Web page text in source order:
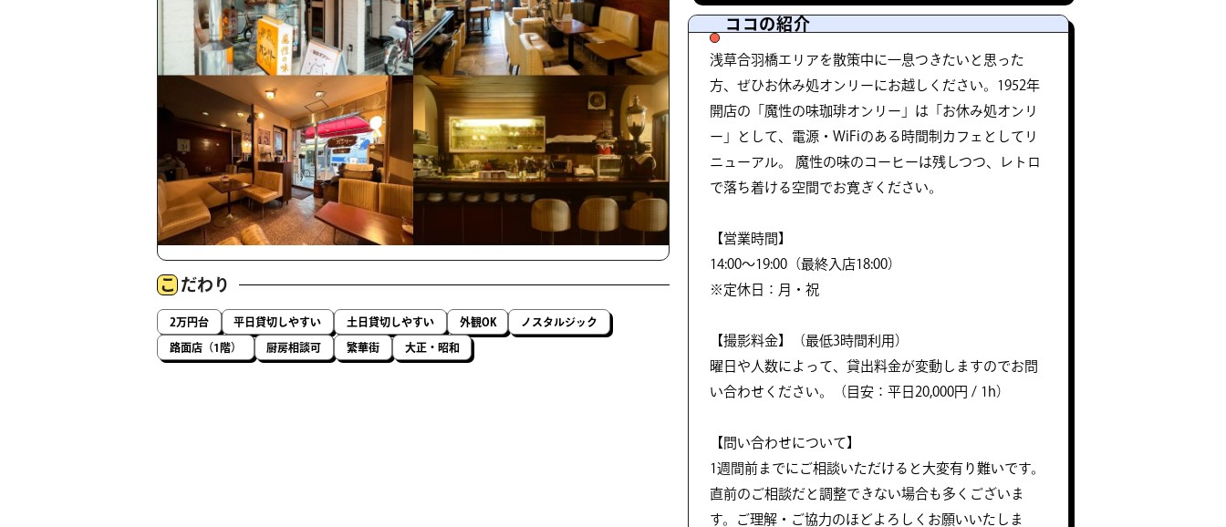
こ だわり
2万円台 平日貸切しやすい 土日貸切しやすい 外観OK ノスタルジック
路面店（1階） 厨房相談可 繁華街 大正・昭和
ココの紹介
浅草合羽橋エリアを散策中に一息つきたいと思った
方、ぜひお休み処オンリーにお越しください。​1952年
開店の「魔性の味珈琲オンリー」は「お休み処オンリ
ー」として、電源・WiFiのある時間制カフェとしてリ
ニューアル。 魔性の味のコーヒーは残しつつ、レトロ
で落ち着ける空間でお寛ぎください。
【営業時間】
14:00〜19:00（最終入店18:00）
※定休日：月・祝
【撮影料金】（最低3時間利用）
曜日や人数によって、貸出料金が変動しますのでお問
い合わせください。（目安：平日20,000円 / 1h）
【問い合わせについて】
1週間前までにご相談いただけると大変有り難いです。
直前のご相談だと調整できない場合も多くございま
す。ご理解・ご協力のほどよろしくお願いいたしま